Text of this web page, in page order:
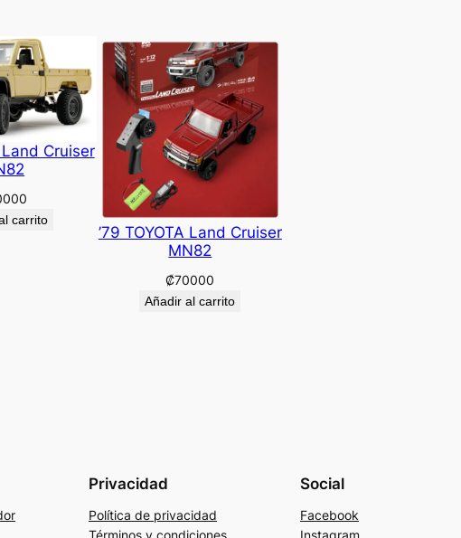
Land Cruiser
carrito
’79 TOYOTA Land Cruiser
MN82
₡70000
Añadir al carrito
Privacidad
Política de privacidad
Términos y condiciones
Social
Facebook
Instagram